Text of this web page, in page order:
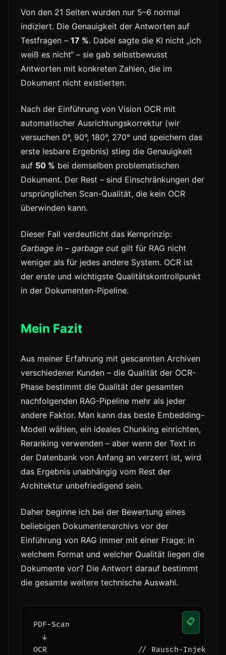
Von den 21 Seiten wurden nur 5–6 normal
indiziert. Die Genauigkeit der Antworten auf
Testfragen – 17 %. Dabei sagte die KI nicht „ich
weiß es nicht“ – sie gab selbstbewusst
Antworten mit konkreten Zahlen, die im
Dokument nicht existierten.
Nach der Einführung von Vision OCR mit
automatischer Ausrichtungskorrektur (wir
versuchen 0°, 90°, 180°, 270° und speichern das
erste lesbare Ergebnis) stieg die Genauigkeit
auf 50 % bei demselben problematischen
Dokument. Der Rest – sind Einschränkungen der
ursprünglichen Scan-Qualität, die kein OCR
überwinden kann.
Dieser Fall verdeutlicht das Kernprinzip:
Garbage in – garbage out gilt für RAG nicht
weniger als für jedes andere System. OCR ist
der erste und wichtigste Qualitätskontrollpunkt
in der Dokumenten-Pipeline.
Mein Fazit
Aus meiner Erfahrung mit gescannten Archiven
verschiedener Kunden – die Qualität der OCR-
Phase bestimmt die Qualität der gesamten
nachfolgenden RAG-Pipeline mehr als jeder
andere Faktor. Man kann das beste Embedding-
Modell wählen, ein ideales Chunking einrichten,
Reranking verwenden – aber wenn der Text in
der Datenbank von Anfang an verzerrt ist, wird
das Ergebnis unabhängig vom Rest der
Architektur unbefriedigend sein.
Daher beginne ich bei der Bewertung eines
beliebigen Dokumentenarchivs vor der
Einführung von RAG immer mit einer Frage: in
welchem Format und welcher Qualität liegen die
Dokumente vor? Die Antwort darauf bestimmt
die gesamte weitere technische Auswahl.
PDF-Scan
  ↓
OCR
// Rausch-
📋